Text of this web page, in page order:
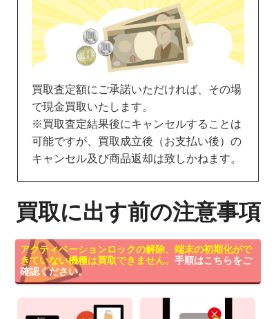
買取査定額にご承諾いただければ、その場
で現金買取いたします。
※買取査定結果後にキャンセルすることは
可能ですが、買取成立後（お支払い後）の
キャンセル及び商品返却は致しかねます。
買取に出す前の注意事項
アクティベーションロックの解除、端末の初期化がで
きていない機種は買取できません。 手順はこちらをご
確認ください。